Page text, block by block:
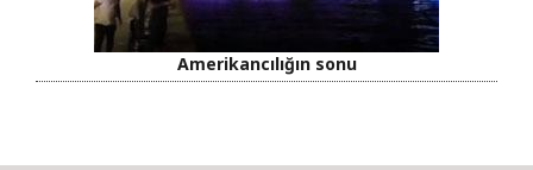
Amerikancılığın sonu